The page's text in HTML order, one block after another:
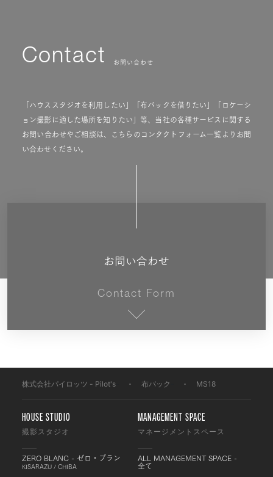
Contact お問い合わせ
「ハウススタジオを利用したい」「布バックを借りたい」「ロケーシ
ョン撮影に適した場所を知りたい」等、当社の各種サービスに関する
お問い合わせやご相談は、こちらのコンタクトフォーム一覧よりお問
い合わせください。
お問い合わせ
Contact Form
株式会社パイロッツ - Pilot's 布バック MS18
HOUSE STUDIO
撮影スタジオ
ZERO BLANC - ゼロ・ブラン
KISARAZU / CHIBA
MANAGEMENT SPACE
マネージメントスペース
ALL MANAGEMENT SPACE -
全て